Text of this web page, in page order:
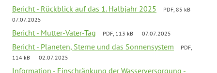
Bericht - Rückblick auf das 1. Halbjahr 2025
PDF, 85 kB
07.07.2025
Bericht - Mutter-Vater-Tag PDF, 113 kB 07.07.2025
Bericht - Planeten, Sterne und das Sonnensystem
PDF,
114 kB
02.07.2025
Information - Einschränkung der Wasserversorgung -